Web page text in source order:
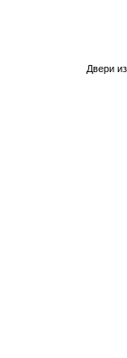
Двери